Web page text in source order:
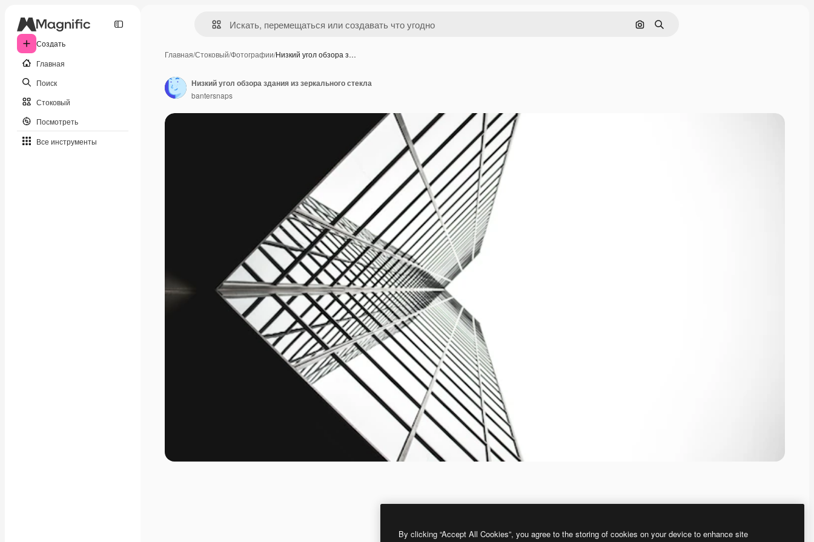
Создать
Главная
Поиск
Стоковый
Посмотреть
Все инструменты
Поиск по изображению
Поиск
Главная/Стоковый/Фотографии/Низкий угол обзора з…
Низкий угол обзора здания из зеркального стекла
bantersnaps
By clicking “Accept All Cookies”, you agree to the storing of cookies on your device to enhance site